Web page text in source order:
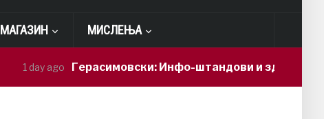
МАГАЗИН МИСЛЕЊА
1 day ago Герасимовски: Инфо-штандови и здравствени